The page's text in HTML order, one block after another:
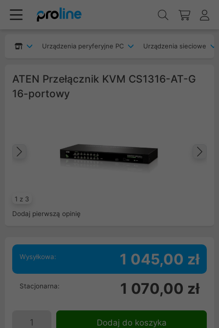
Urządzenia peryferyjne PC Urządzenia sieciowe
ATEN Przełącznik KVM CS1316-AT-G
16-portowy
1 z 3
Poprzedni
Dodaj pierwszą opinię
Wysyłkowa: 1 045,00 zł
Stacjonarna: 1 070,00 zł
Dodaj do koszyka